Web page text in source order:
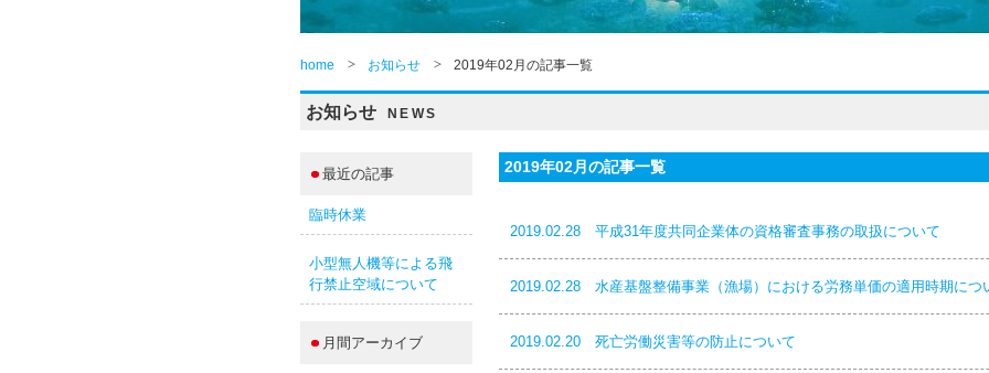
home お知らせ 2019年02月の記事一覧
お知らせ NEWS
2019年02月の記事一覧
2019.02.28 平成31年度共同企業体の資格審査事務の取扱について
2019.02.28 水産基盤整備事業（漁場）における労務単価の適用時期につ
2019.02.20 死亡労働災害等の防止について
最近の記事
臨時休業
小型無人機等による飛
行禁止空域について
月間アーカイブ